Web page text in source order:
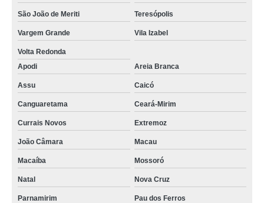
São João de Meriti Teresópolis
Vargem Grande Vila Izabel
Volta Redonda
Apodi
Areia Branca
Assu Caicó
Canguaretama Ceará-Mirim
Currais Novos Extremoz
João Câmara Macau
Macaíba Mossoró
Natal Nova Cruz
Parnamirim Pau dos Ferros